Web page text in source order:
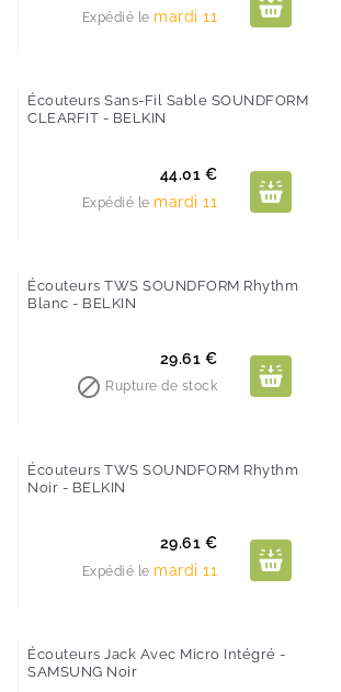
Expédié le mardi 11
Écouteurs Sans-Fil Sable SOUNDFORM
CLEARFIT - BELKIN
Prix
44.01 €
Expédié le mardi 11
Écouteurs TWS SOUNDFORM Rhythm
Blanc - BELKIN
Prix
29.61 €
 Rupture de stock
Écouteurs TWS SOUNDFORM Rhythm
Noir - BELKIN
Prix
29.61 €
Expédié le mardi 11
Écouteurs Jack Avec Micro Intégré -
SAMSUNG Noir